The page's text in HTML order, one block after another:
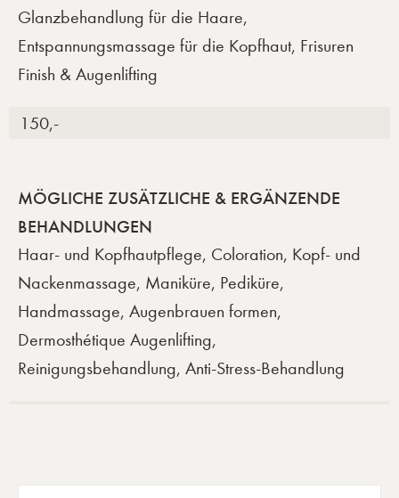
Glanzbehandlung für die Haare,
Entspannungsmassage für die Kopfhaut, Frisuren
Finish & Augenlifting
150,-
MÖGLICHE ZUSÄTZLICHE & ERGÄNZENDE
BEHANDLUNGEN
Haar- und Kopfhautpflege, Coloration, Kopf- und
Nackenmassage, Maniküre, Pediküre,
Handmassage, Augenbrauen formen,
Dermosthétique Augenlifting,
Reinigungsbehandlung, Anti-Stress-Behandlung